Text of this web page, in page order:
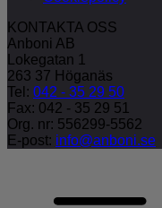
KONTAKTA OSS
Anboni AB
Lokegatan 1
263 37 Höganäs
Tel: 042 - 35 29 50
Fax: 042 - 35 29 51
Org. nr: 556299-5562
E-post: info@anboni.se